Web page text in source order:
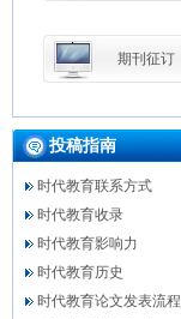
期刊征订
投稿指南
时代教育联系方式
时代教育收录
时代教育影响力
时代教育历史
时代教育论文发表流程